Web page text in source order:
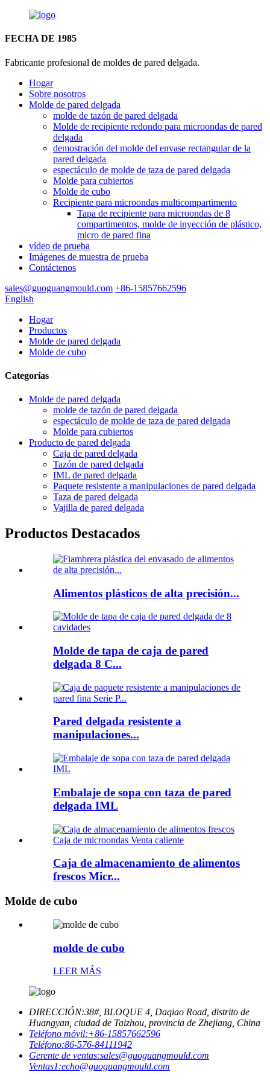
FECHA DE 1985
Fabricante profesional de moldes de pared delgada.
Hogar
Sobre nosotros
Molde de pared delgada
molde de tazón de pared delgada
Molde de recipiente redondo para microondas de pared
delgada
demostración del molde del envase rectangular de la
pared delgada
espectáculo de molde de taza de pared delgada
Molde para cubiertos
Molde de cubo
Recipiente para microondas multicompartimento
Tapa de recipiente para microondas de 8
compartimentos, molde de inyección de plástico,
micro de pared fina
vídeo de prueba
Imágenes de muestra de prueba
Contáctenos
sales@guoguangmould.com +86-15857662596
English
Hogar
Productos
Molde de pared delgada
Molde de cubo
Categorías
Molde de pared delgada
molde de tazón de pared delgada
espectáculo de molde de taza de pared delgada
Molde para cubiertos
Producto de pared delgada
Caja de pared delgada
Tazón de pared delgada
IML de pared delgada
Paquete resistente a manipulaciones de pared delgada
Taza de pared delgada
Vajilla de pared delgada
Productos Destacados
Alimentos plásticos de alta precisión...
Molde de tapa de caja de pared
delgada 8 C...
Pared delgada resistente a
manipulaciones...
Embalaje de sopa con taza de pared
delgada IML
Caja de almacenamiento de alimentos
frescos Micr...
Molde de cubo
molde de cubo
LEER MÁS
DIRECCIÓN:38#, BLOQUE 4, Daqiao Road, distrito de
Huangyan, ciudad de Taizhou, provincia de Zhejiang, China
Teléfono móvil:+86-15857662596
Teléfono:86-576-84111942
Gerente de ventas:sales@guoguangmould.com
Ventas1:echo@guoguangmould.com